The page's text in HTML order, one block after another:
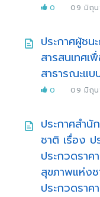
0 09 มิถุ
ประกาศผู้ชน
สารสนเทศเ
สาธารณะแบ
0 09 มิถุ
ประกาศสำ
ชาติ เรื่อง ป
ประกวดราค
สุขภาพแห่ง
ประกวดรา